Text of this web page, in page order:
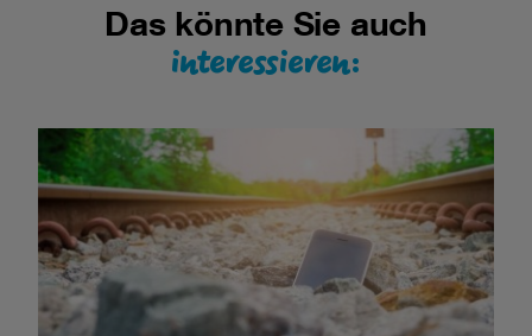
Das könnte Sie auch
interessieren: